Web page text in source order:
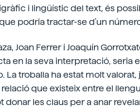
i lingüístic del text, és
podria tractar-se d'un
Joan Ferrer i Joaquín
en la seva interpretació,
La troballa ha estat molt
que existeix entre el
donar les claus per a anar